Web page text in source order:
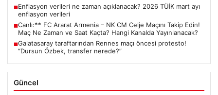
■Enflasyon verileri ne zaman açıklanacak? 2026 TÜİK mart ayı
enflasyon verileri
■Canlı:** FC Ararat Armenia – NK CM Celje Maçını Takip Edin!
Maç Ne Zaman ve Saat Kaçta? Hangi Kanalda Yayınlanacak?
■Galatasaray taraftarından Rennes maçı öncesi protesto!
“Dursun Özbek, transfer nerede?”
Güncel